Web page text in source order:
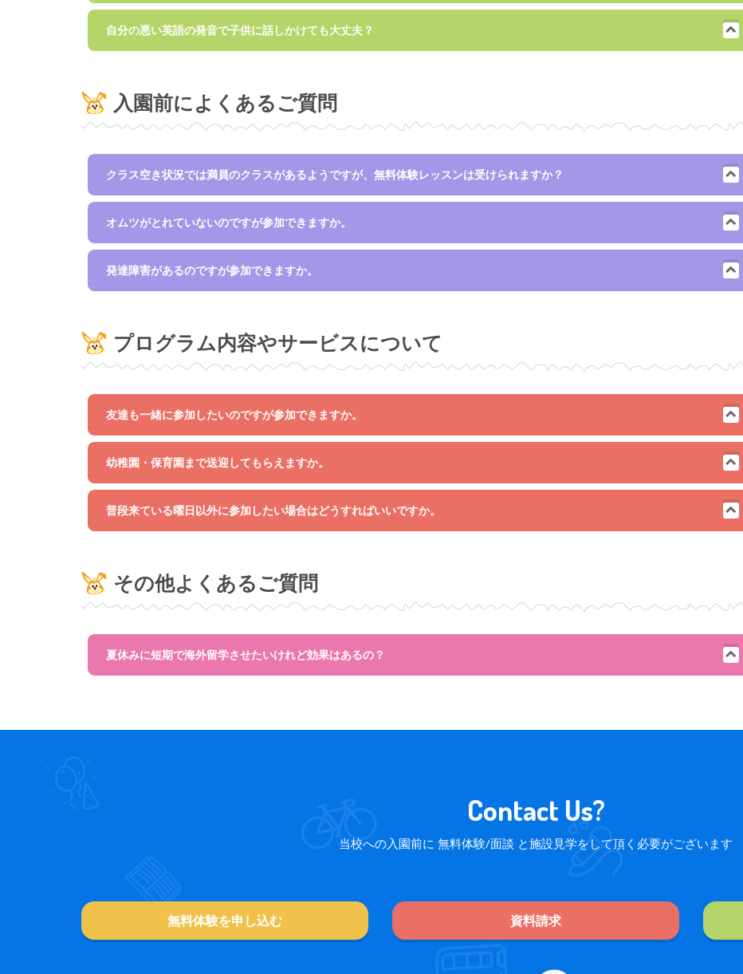
自分の悪い英語の発音で子供に話しかけても大丈夫？
入園前によくあるご質問
クラス空き状況では満員のクラスがあるようですが、無料体験レッスンは受けられますか？
オムツがとれていないのですが参加できますか。
発達障害があるのですが参加できますか。
プログラム内容やサービスについて
友達も一緒に参加したいのですが参加できますか。
幼稚園・保育園まで送迎してもらえますか。
普段来ている曜日以外に参加したい場合はどうすればいいですか。
その他よくあるご質問
夏休みに短期で海外留学させたいけれど効果はあるの？
Contact Us?
当校への入園前に 無料体験/面談 と施設見学をして頂く必要がございます
無料体験を申し込む 資料請求